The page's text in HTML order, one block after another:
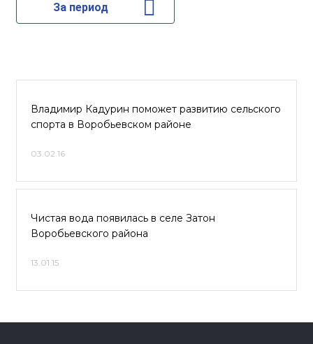
За период
Владимир Кадурин поможет развитию сельского
спорта в Воробьевском районе
03.02.16
Чистая вода появилась в селе Затон
Воробьевского района
13.01.15